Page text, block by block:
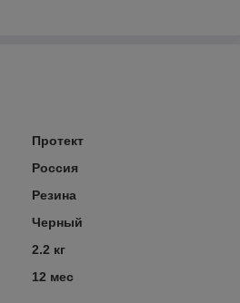
Протект
Россия
Резина
Черный
2.2 кг
12 мес